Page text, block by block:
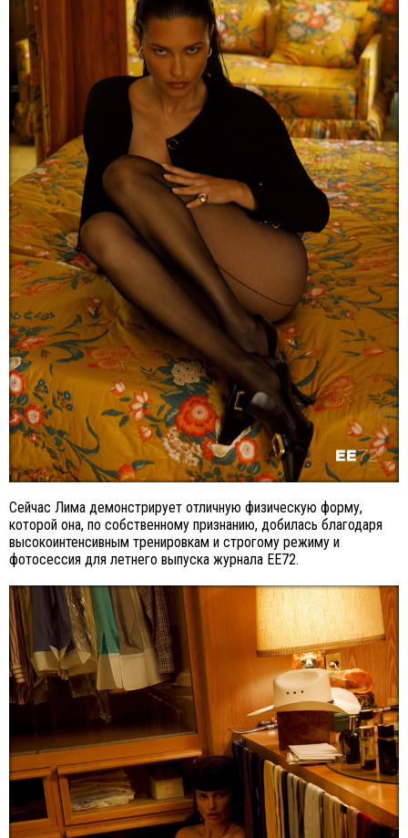
Сейчас Лима демонстрирует отличную физическую форму,
которой она, по собственному признанию, добилась благодаря
высокоинтенсивным тренировкам и строгому режиму и
фотосессия для летнего выпуска журнала EE72.